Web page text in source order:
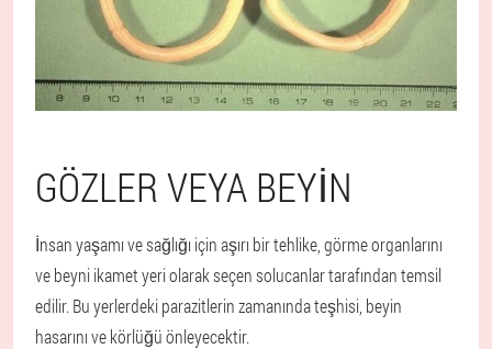
GÖZLER VEYA BEYIN
İnsan yaşamı ve sağlığı için aşırı bir tehlike, görme organlarını
ve beyni ikamet yeri olarak seçen solucanlar tarafından temsil
edilir. Bu yerlerdeki parazitlerin zamanında teşhisi, beyin
hasarını ve körlüğü önleyecektir.